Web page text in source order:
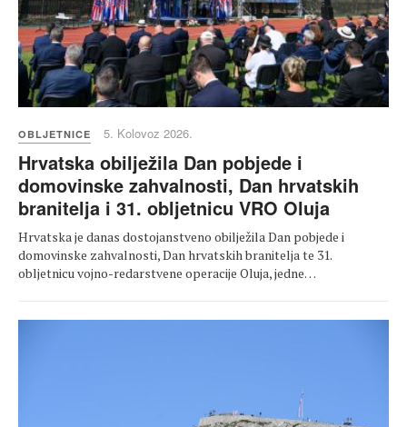
OBLJETNICE 5. Kolovoz 2026.
Hrvatska obilježila Dan pobjede i
domovinske zahvalnosti, Dan hrvatskih
branitelja i 31. obljetnicu VRO Oluja
Hrvatska je danas dostojanstveno obilježila Dan pobjede i
domovinske zahvalnosti, Dan hrvatskih branitelja te 31.
obljetnicu vojno-redarstvene operacije Oluja, jedne…